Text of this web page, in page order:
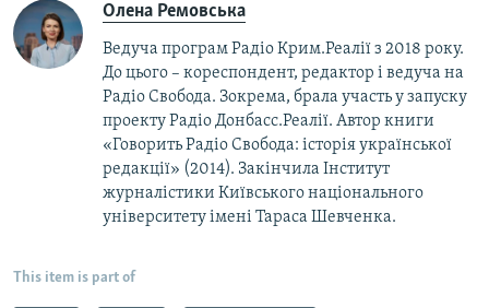
Олена Ремовська
Ведуча програм Радіо Крим.Реалії з 2018 року.
До цього – кореспондент, редактор і ведуча на
Радіо Свобода. Зокрема, брала участь у запуску
проекту Радіо Донбасс.Реалії. Автор книги
«Говорить Радіо Свобода: iсторія української
редакції» (2014). Закінчила Інститут
журналістики Київського національного
університету імені Тараса Шевченка.
This item is part of